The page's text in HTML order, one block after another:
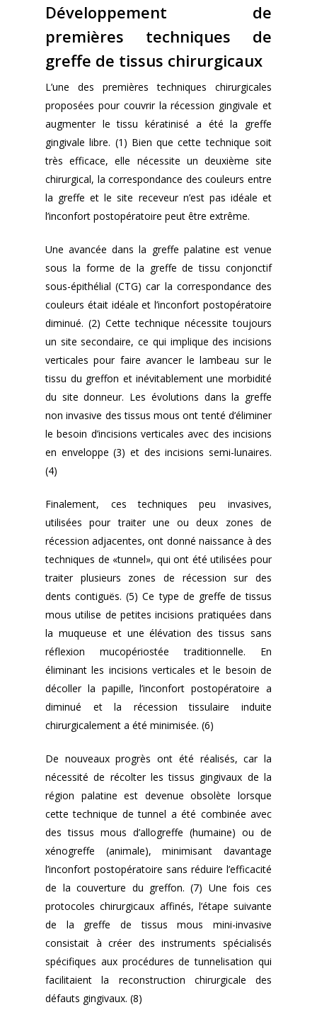
Développement de
premières techniques de
greffe de tissus chirurgicaux
L’une des premières techniques chirurgicales
proposées pour couvrir la récession gingivale et
augmenter le tissu kératinisé a été la greffe
gingivale libre. (1) Bien que cette technique soit
très efficace, elle nécessite un deuxième site
chirurgical, la correspondance des couleurs entre
la greffe et le site receveur n’est pas idéale et
l’inconfort postopératoire peut être extrême.
Une avancée dans la greffe palatine est venue
sous la forme de la greffe de tissu conjonctif
sous-épithélial (CTG) car la correspondance des
couleurs était idéale et l’inconfort postopératoire
diminué. (2) Cette technique nécessite toujours
un site secondaire, ce qui implique des incisions
verticales pour faire avancer le lambeau sur le
tissu du greffon et inévitablement une morbidité
du site donneur. Les évolutions dans la greffe
non invasive des tissus mous ont tenté d’éliminer
le besoin d’incisions verticales avec des incisions
en enveloppe (3) et des incisions semi-lunaires.
(4)
Finalement, ces techniques peu invasives,
utilisées pour traiter une ou deux zones de
récession adjacentes, ont donné naissance à des
techniques de «tunnel», qui ont été utilisées pour
traiter plusieurs zones de récession sur des
dents contiguës. (5) Ce type de greffe de tissus
mous utilise de petites incisions pratiquées dans
la muqueuse et une élévation des tissus sans
réflexion mucopériostée traditionnelle. En
éliminant les incisions verticales et le besoin de
décoller la papille, l’inconfort postopératoire a
diminué et la récession tissulaire induite
chirurgicalement a été minimisée. (6)
De nouveaux progrès ont été réalisés, car la
nécessité de récolter les tissus gingivaux de la
région palatine est devenue obsolète lorsque
cette technique de tunnel a été combinée avec
des tissus mous d’allogreffe (humaine) ou de
xénogreffe (animale), minimisant davantage
l’inconfort postopératoire sans réduire l’efficacité
de la couverture du greffon. (7) Une fois ces
protocoles chirurgicaux affinés, l’étape suivante
de la greffe de tissus mous mini-invasive
consistait à créer des instruments spécialisés
spécifiques aux procédures de tunnelisation qui
facilitaient la reconstruction chirurgicale des
défauts gingivaux. (8)